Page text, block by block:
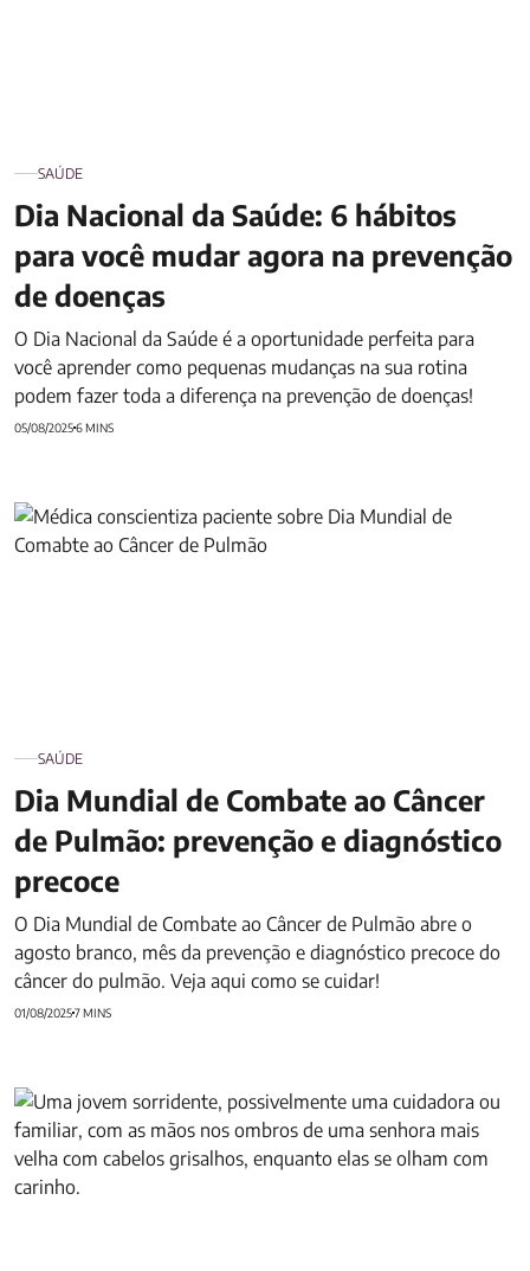
SAÚDE
Dia Nacional da Saúde: 6 hábitos
para você mudar agora na prevenção
de doenças
O Dia Nacional da Saúde é a oportunidade perfeita para
você aprender como pequenas mudanças na sua rotina
podem fazer toda a diferença na prevenção de doenças!
05/08/20256 MINS
Dia Mundial de Combate ao Câncer de Pulmão: prevenção e
diagnóstico precoce
SAÚDE
Dia Mundial de Combate ao Câncer
de Pulmão: prevenção e diagnóstico
precoce
O Dia Mundial de Combate ao Câncer de Pulmão abre o
agosto branco, mês da prevenção e diagnóstico precoce do
câncer do pulmão. Veja aqui como se cuidar!
01/08/20257 MINS
Veja as 9 doenças mais comuns em idosos